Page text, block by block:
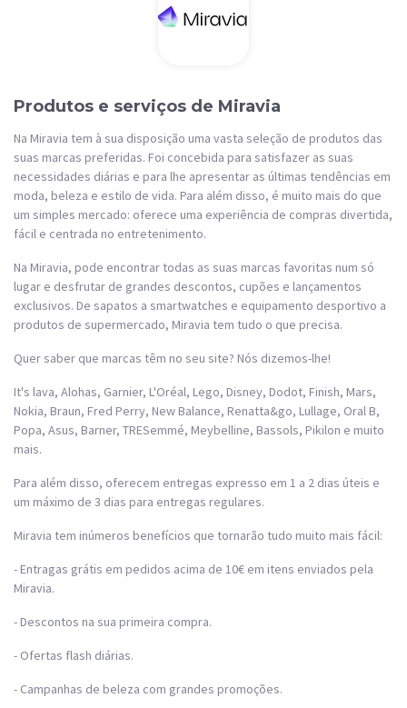
Produtos e serviços de Miravia
Na Miravia tem à sua disposição uma vasta seleção de produtos das
suas marcas preferidas. Foi concebida para satisfazer as suas
necessidades diárias e para lhe apresentar as últimas tendências em
moda, beleza e estilo de vida. Para além disso, é muito mais do que
um simples mercado: oferece uma experiência de compras divertida,
fácil e centrada no entretenimento.
Na Miravia, pode encontrar todas as suas marcas favoritas num só
lugar e desfrutar de grandes descontos, cupões e lançamentos
exclusivos. De sapatos a smartwatches e equipamento desportivo a
produtos de supermercado, Miravia tem tudo o que precisa.
Quer saber que marcas têm no seu site? Nós dizemos-lhe!
It's lava, Alohas, Garnier, L'Oréal, Lego, Disney, Dodot, Finish, Mars,
Nokia, Braun, Fred Perry, New Balance, Renatta&go, Lullage, Oral B,
Popa, Asus, Barner, TRESemmé, Meybelline, Bassols, Pikilon e muito
mais.
Para além disso, oferecem entregas expresso em 1 a 2 dias úteis e
um máximo de 3 dias para entregas regulares.
Miravia tem inúmeros benefícios que tornarão tudo muito mais fácil:
- Entragas grátis em pedidos acima de 10€ em itens enviados pela
Miravia.
- Descontos na sua primeira compra.
- Ofertas flash diárias.
- Campanhas de beleza com grandes promoções.